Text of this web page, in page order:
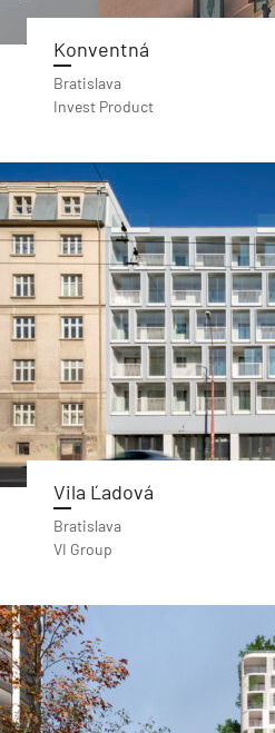
Konventná
Bratislava
Invest Product
Vila Ľadová
Bratislava
VI Group